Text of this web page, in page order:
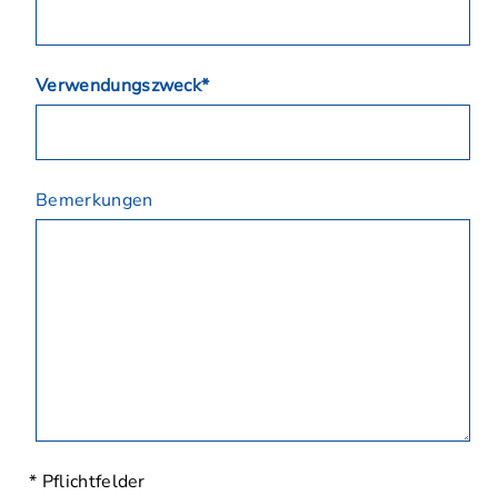
Verwendungszweck*
Bemerkungen
* Pflichtfelder